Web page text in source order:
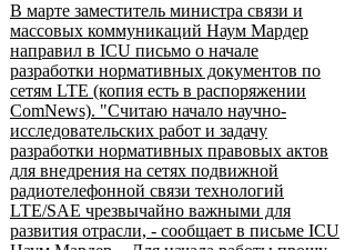
В марте заместитель министра связи и
массовых коммуникаций Наум Мардер
направил в ICU письмо о начале
разработки нормативных документов по
сетям LTE (копия есть в распоряжении
ComNews). "Считаю начало научно-
исследовательских работ и задачу
разработки нормативных правовых актов
для внедрения на сетях подвижной
радиотелефонной связи технологий
LTE/SAE чрезвычайно важными для
развития отрасли, - сообщает в письме ICU